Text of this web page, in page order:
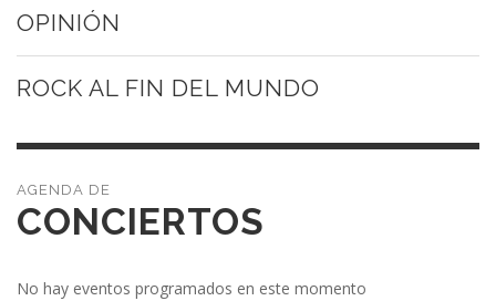
OPINIÓN
ROCK AL FIN DEL MUNDO
CONCIERTOS
No hay eventos programados en este momento